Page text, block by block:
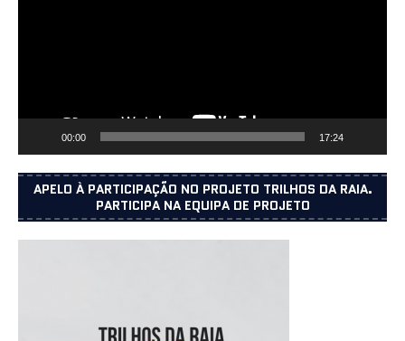
00:00 17:24
APELO À PARTICIPAÇÃO NO PROJETO TRILHOS DA RAIA.
PARTICIPA NA EQUIPA DE PROJETO